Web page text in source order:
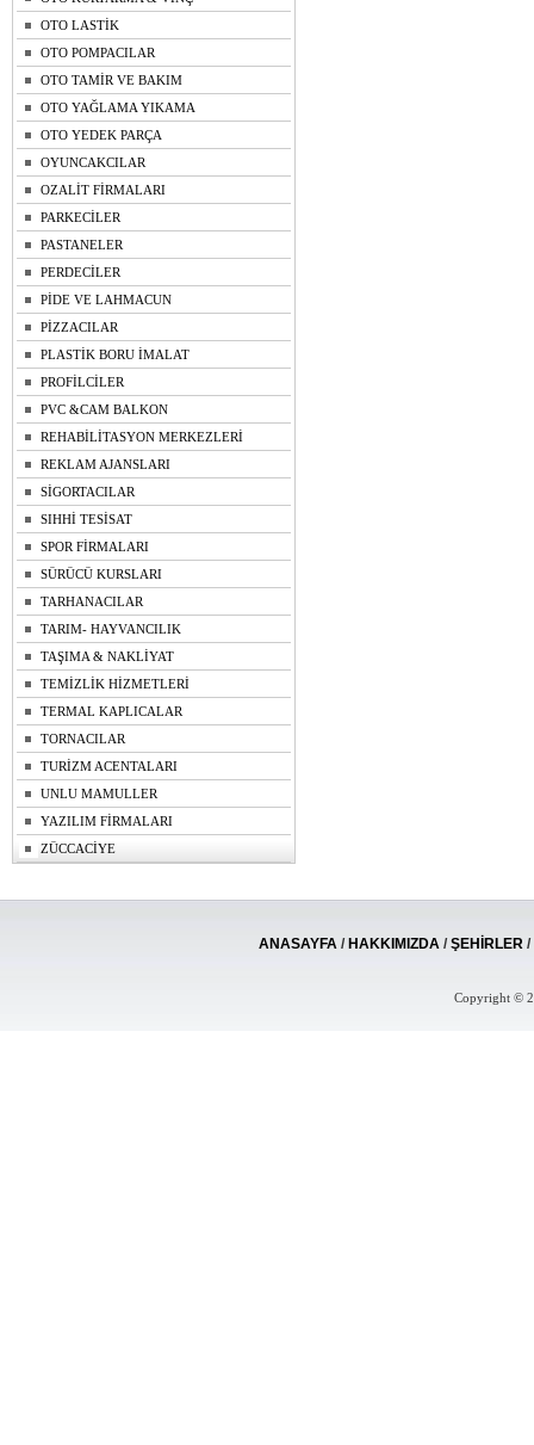
OTO LASTİK
OTO POMPACILAR
OTO TAMİR VE BAKIM
OTO YAĞLAMA YIKAMA
OTO YEDEK PARÇA
OYUNCAKCILAR
OZALİT FİRMALARI
PARKECİLER
PASTANELER
PERDECİLER
PİDE VE LAHMACUN
PİZZACILAR
PLASTİK BORU İMALAT
PROFİLCİLER
PVC &CAM BALKON
REHABİLİTASYON MERKEZLERİ
REKLAM AJANSLARI
SİGORTACILAR
SIHHİ TESİSAT
SPOR FİRMALARI
SÜRÜCÜ KURSLARI
TARHANACILAR
TARIM- HAYVANCILIK
TAŞIMA & NAKLİYAT
TEMİZLİK HİZMETLERİ
TERMAL KAPLICALAR
TORNACILAR
TURİZM ACENTALARI
UNLU MAMULLER
YAZILIM FİRMALARI
ZÜCCACİYE
ANASAYFA / HAKKIMIZDA /ŞEHİRLER /
Copyright ©